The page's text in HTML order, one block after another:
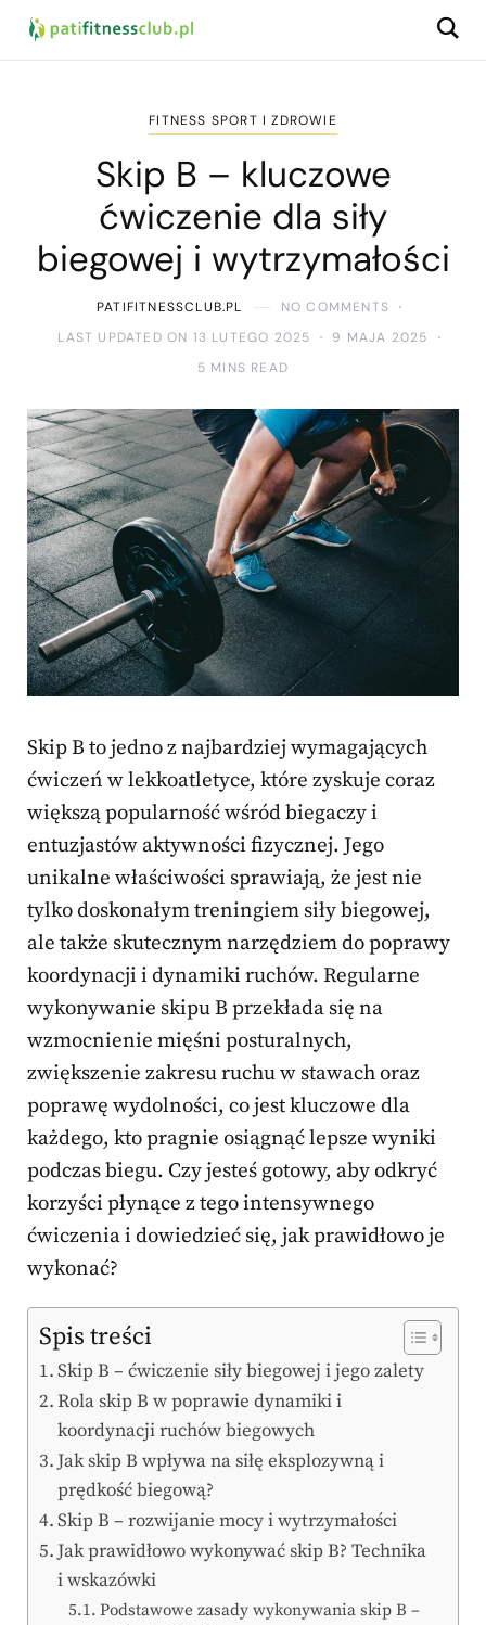
FITNESS SPORT I ZDROWIE
Skip B – kluczowe
ćwiczenie dla siły
biegowej i wytrzymałości
PATIFITNESSCLUB.PL
NO COMMENTS
LAST UPDATED ON 13 LUTEGO 2025
9 MAJA 2025
5 MINS READ
Skip B to jedno z najbardziej wymagających
ćwiczeń w lekkoatletyce, które zyskuje coraz
większą popularność wśród biegaczy i
entuzjastów aktywności fizycznej. Jego
unikalne właściwości sprawiają, że jest nie
tylko doskonałym treningiem siły biegowej,
ale także skutecznym narzędziem do poprawy
koordynacji i dynamiki ruchów. Regularne
wykonywanie skipu B przekłada się na
wzmocnienie mięśni posturalnych,
zwiększenie zakresu ruchu w stawach oraz
poprawę wydolności, co jest kluczowe dla
każdego, kto pragnie osiągnąć lepsze wyniki
podczas biegu. Czy jesteś gotowy, aby odkryć
korzyści płynące z tego intensywnego
ćwiczenia i dowiedzieć się, jak prawidłowo je
wykonać?
Spis treści
Skip B – ćwiczenie siły biegowej i jego zalety
Rola skip B w poprawie dynamiki i
koordynacji ruchów biegowych
Jak skip B wpływa na siłę eksplozywną i
prędkość biegową?
Skip B – rozwijanie mocy i wytrzymałości
Jak prawidłowo wykonywać skip B? Technika
i wskazówki
Podstawowe zasady wykonywania skip B –